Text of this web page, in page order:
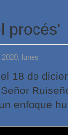
procés'
lunes
18 de
enfoque